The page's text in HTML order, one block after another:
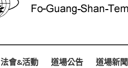
法會&活動 道場公告 道場新聞